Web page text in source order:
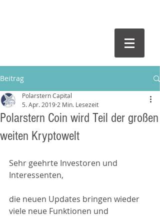
Beitrag
Polarstern Coin wird Teil der großen
weiten Kryptowelt
Polarstern Capital
5. Apr. 2019 2 Min. Lesezeit
Sehr geehrte Investoren und
Interessenten,
die neuen Updates bringen wieder
viele neue Funktionen und